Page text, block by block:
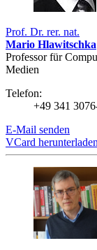
Prof. Dr. rer. nat.
Mario Hlawitschka
Professor für
Medien
Telefon:
+49 341
E-Mail senden
VCard herunterladen